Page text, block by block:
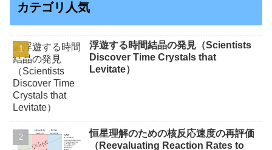
カテゴリ人気
浮遊する時間結晶の発見（Scientists
Discover Time Crystals that
Levitate）
恒星理解のための核反応速度の再評価
（Reevaluating Reaction Rates to